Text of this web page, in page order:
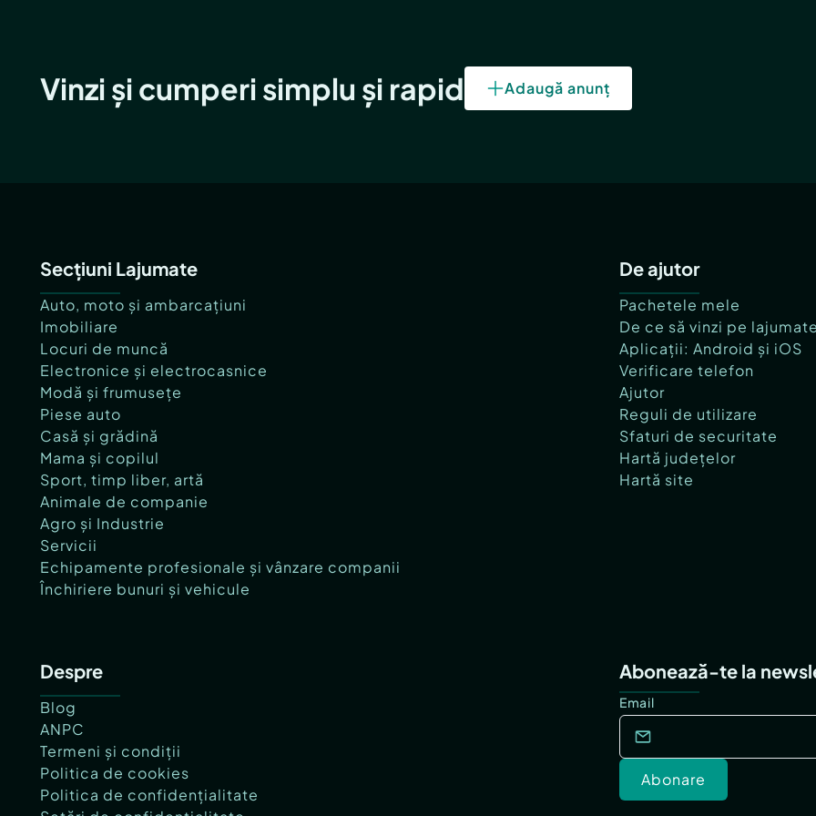
Vinzi și cumperi simplu și rapid Adaugă anunț
Secțiuni Lajumate
Auto, moto și ambarcațiuni
Imobiliare
Locuri de muncă
Electronice și electrocasnice
Modă și frumusețe
Piese auto
Casă și grădină
Mama și copilul
Sport, timp liber, artă
Animale de companie
Agro și Industrie
Servicii
Echipamente profesionale și vânzare companii
Închiriere bunuri și vehicule
De ajutor
Pachetele mele
De ce să vinzi pe
Aplicații: Android și iOS
Verificare telefon
Ajutor
Reguli de utilizare
Sfaturi de securitate
Hartă județelor
Hartă site
Despre
Blog
ANPC
Termeni și condiții
Politica de cookies
Politica de confidențialitate
Abonează-te la
Email
Abonare